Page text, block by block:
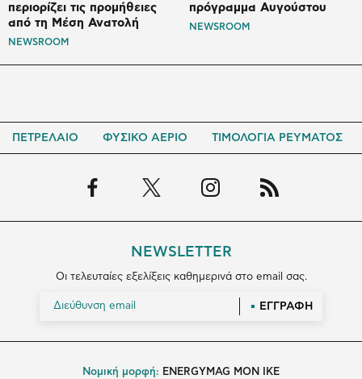
περιορίζει τις προμήθειες
από τη Μέση Ανατολή
NEWSROOM
πρόγραμμα Αυγούστου
NEWSROOM
ΠΕΤΡΕΛΑΙΟ ΦΥΣΙΚΟ ΑΕΡΙΟ ΤΙΜΟΛΟΓΙΑ ΡΕΥΜΑΤΟΣ
NEWSLETTER
Οι τελευταίες εξελίξεις καθημερινά στο email σας.
ΕΓΓΡΑΦΗ
Νομική μορφή: ENERGYMAG MON IKE